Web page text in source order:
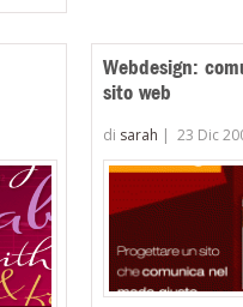
HTML:
il
Webdesign:
sito web
di sarah |23 Dic